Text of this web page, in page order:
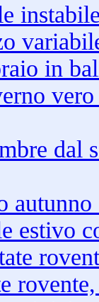
in
vero
dal
estivo